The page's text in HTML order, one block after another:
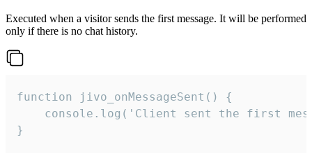
Executed when a visitor sends the first message. It will be performed
only if there is no chat history.
function jivo_onMessageSent() {
console.log('Client sent the first
}